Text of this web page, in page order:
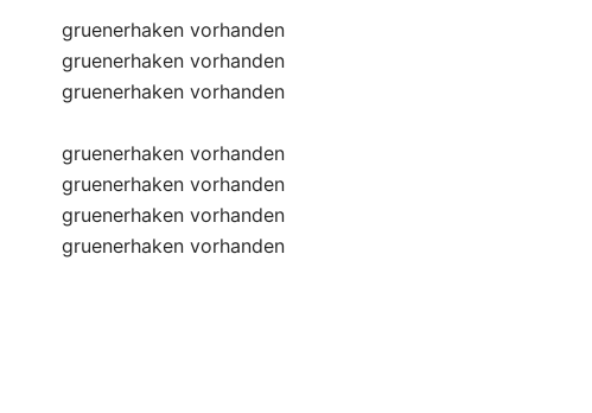
gruenerhaken vorhanden
gruenerhaken vorhanden
gruenerhaken vorhanden
gruenerhaken vorhanden
gruenerhaken vorhanden
gruenerhaken vorhanden
gruenerhaken vorhanden